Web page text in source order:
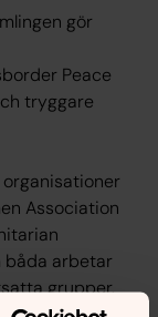
gör
Peace
tryggare
Association
båda arbetar
grupper.